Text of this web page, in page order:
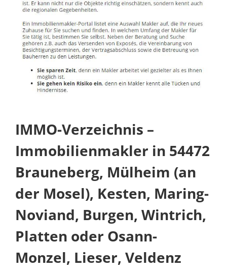
IMMO-Verzeichnis –
Immobilienmakler in 54472
Brauneberg, Mülheim (an
der Mosel), Kesten, Maring-
Noviand, Burgen, Wintrich,
Platten oder Osann-
Monzel, Lieser, Veldenz